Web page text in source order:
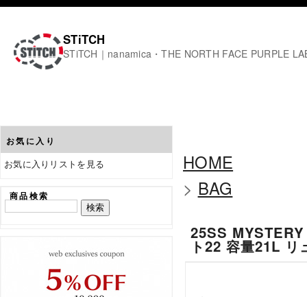
STiTCH
STiTCH｜nanamica・THE NORTH FACE PURPLE
お気に入り
お気に入りリストを見る
商品検索
HOME
> BAG
25SS
ト22 容量21L